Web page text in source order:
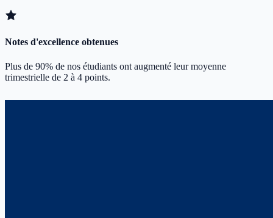
Notes d'excellence obtenues
Plus de 90% de nos étudiants ont augmenté leur moyenne
trimestrielle de 2 à 4 points.